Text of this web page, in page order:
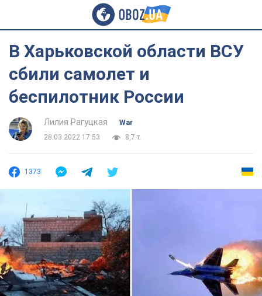
В Харьковской области ВСУ
сбили самолет и
беспилотник России
Лилия Рагуцкая
War
28.03.2022 17:53
8,7 т.
1373